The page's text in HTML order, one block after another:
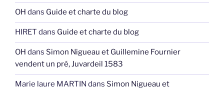
OH dans Guide et charte du blog
HIRET dans Guide et charte du blog
OH dans Simon Nigueau et Guillemine Fournier
vendent un pré, Juvardeil 1583
Marie laure MARTIN dans Simon Nigueau et